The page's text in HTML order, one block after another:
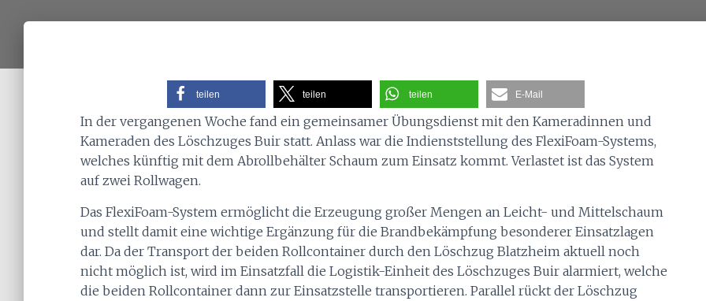
teilen teilen teilen E-Mail
In der vergangenen Woche fand ein gemeinsamer Übungsdienst mit den Kameradinnen und
Kameraden des Löschzuges Buir statt. Anlass war die Indienststellung des FlexiFoam-Systems,
welches künftig mit dem Abrollbehälter Schaum zum Einsatz kommt. Verlastet ist das System
auf zwei Rollwagen.
Das FlexiFoam-System ermöglicht die Erzeugung großer Mengen an Leicht- und Mittelschaum
und stellt damit eine wichtige Ergänzung für die Brandbekämpfung besonderer Einsatzlagen
dar. Da der Transport der beiden Rollcontainer durch den Löschzug Blatzheim aktuell noch
nicht möglich ist, wird im Einsatzfall die Logistik-Einheit des Löschzuges Buir alarmiert, welche
die beiden Rollcontainer dann zur Einsatzstelle transportieren. Parallel rückt der Löschzug